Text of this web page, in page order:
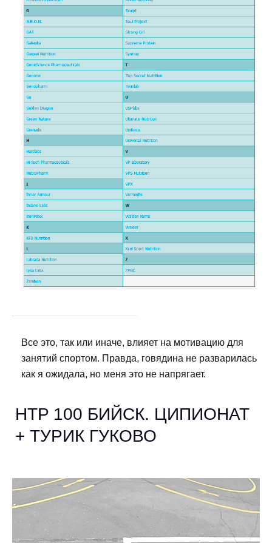
Все это, так или иначе, влияет на мотивацию для
занятий спортом. Правда, говядина не разварилась
как я ожидала, но меня это не напрягает.
HTP 100 БИЙСК. ЦИПИОНАТ
+ ТУРИК ГУКОВО